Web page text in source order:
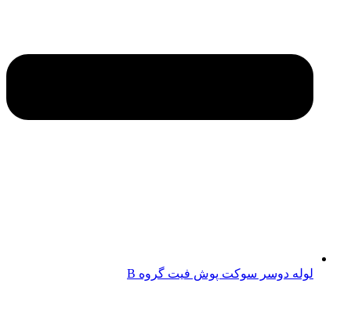
لوله دوسر سوکت پوش فیت گروه B